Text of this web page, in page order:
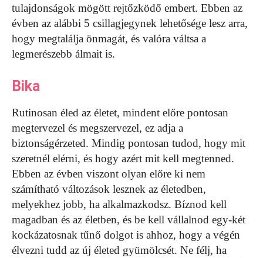
tulajdonságok mögött rejtőzködő embert. Ebben az
évben az alábbi 5 csillagjegynek lehetősége lesz arra,
hogy megtalálja önmagát, és valóra váltsa a
legmerészebb álmait is.
Bika
Rutinosan éled az életet, mindent előre pontosan
megtervezel és megszervezel, ez adja a
biztonságérzeted. Mindig pontosan tudod, hogy mit
szeretnél elérni, és hogy azért mit kell megtenned.
Ebben az évben viszont olyan előre ki nem
számítható változások lesznek az életedben,
melyekhez jobb, ha alkalmazkodsz. Bíznod kell
magadban és az életben, és be kell vállalnod egy-két
kockázatosnak tűnő dolgot is ahhoz, hogy a végén
élvezni tudd az új életed gyümölcsét. Ne félj, ha